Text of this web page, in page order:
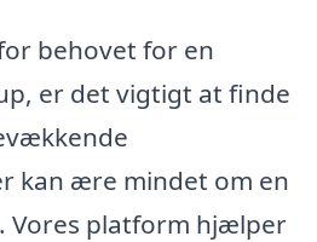
behovet for en
er det vigtigt at finde
kan ære mindet om en
platform hjælper